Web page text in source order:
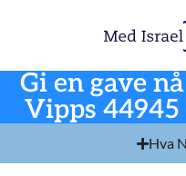
Gi en gave nå
Vipps 44945
Hva